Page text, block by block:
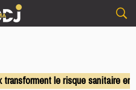
le risque sanitaire en